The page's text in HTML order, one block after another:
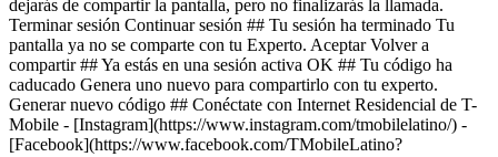
dejarás de compartir la pantalla, pero no finalizarás la llamada.
Terminar sesión Continuar sesión ## Tu sesión ha terminado Tu
pantalla ya no se comparte con tu Experto. Aceptar Volver a
compartir ## Ya estás en una sesión activa OK ## Tu código ha
caducado Genera uno nuevo para compartirlo con tu experto.
Generar nuevo código ## Conéctate con Internet Residencial de T-
Mobile - [Instagram](https://www.instagram.com/tmobilelatino/) -
[Facebook](https://www.facebook.com/TMobileLatino?